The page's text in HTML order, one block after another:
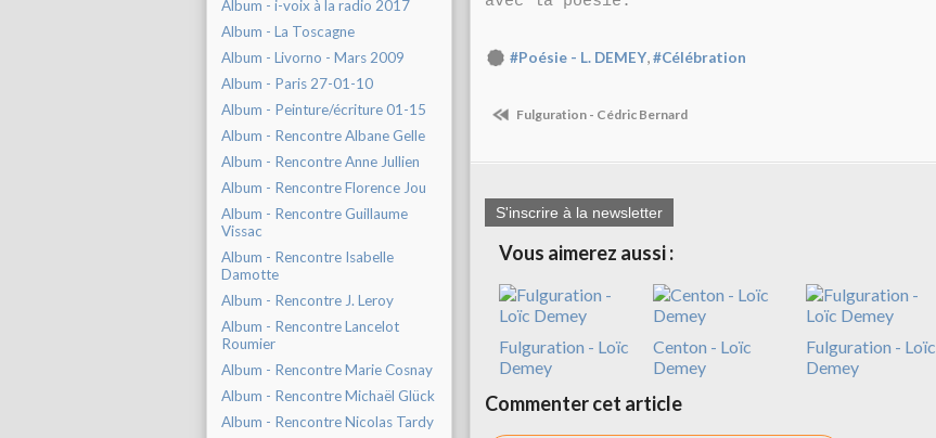
Album - i-voix à la radio 2017
Album - La Toscagne
Album - Livorno - Mars 2009
Album - Paris 27-01-10
Album - Peinture/écriture 01-15
Album - Rencontre Albane Gelle
Album - Rencontre Anne Jullien
Album - Rencontre Florence Jou
Album - Rencontre Guillaume
Vissac
Album - Rencontre Isabelle
Damotte
Album - Rencontre J. Leroy
Album - Rencontre Lancelot
Roumier
Album - Rencontre Marie Cosnay
Album - Rencontre Michaël Glück
Album - Rencontre Nicolas Tardy
#Poésie - L. DEMEY,#Célébration
Fulguration - Cédric Bernard
S'inscrire à la newsletter
Vous aimerez aussi :
Fulguration - Loïc
Demey
Centon - Loïc
Demey
Fulguration - Loïc
Demey
Commenter cet article